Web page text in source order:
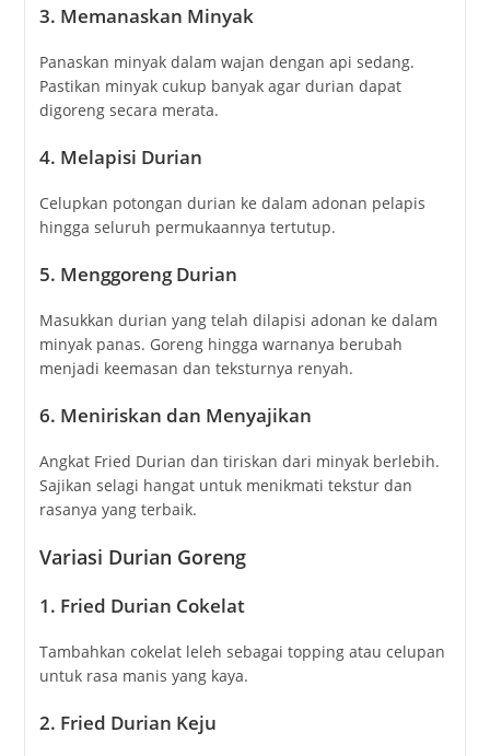
3. Memanaskan Minyak
Panaskan minyak dalam wajan dengan api sedang.
Pastikan minyak cukup banyak agar durian dapat
digoreng secara merata.
4. Melapisi Durian
Celupkan potongan durian ke dalam adonan pelapis
hingga seluruh permukaannya tertutup.
5. Menggoreng Durian
Masukkan durian yang telah dilapisi adonan ke dalam
minyak panas. Goreng hingga warnanya berubah
menjadi keemasan dan teksturnya renyah.
6. Meniriskan dan Menyajikan
Angkat Fried Durian dan tiriskan dari minyak berlebih.
Sajikan selagi hangat untuk menikmati tekstur dan
rasanya yang terbaik.
Variasi Durian Goreng
1. Fried Durian Cokelat
Tambahkan cokelat leleh sebagai topping atau celupan
untuk rasa manis yang kaya.
2. Fried Durian Keju